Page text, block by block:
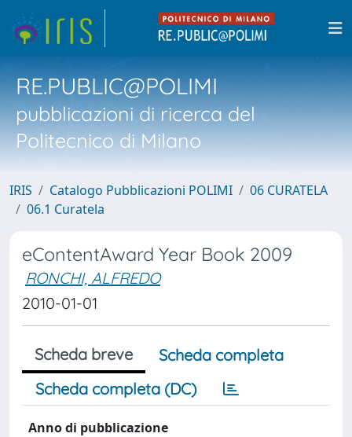
RE.PUBLIC@POLIMI
pubblicazioni di ricerca del
Politecnico di Milano
IRIS Catalogo Pubblicazioni POLIMI
06 CURATELA
06.1 Curatela
eContentAward Year Book 2009
RONCHI, ALFREDO
2010-01-01
Scheda breve
Scheda completa
Scheda completa (DC)
Anno di pubblicazione